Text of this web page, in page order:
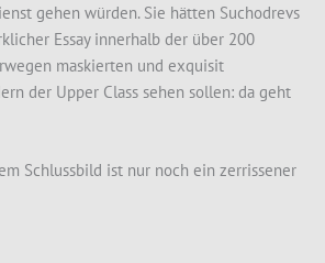
gehen würden. Sie hätten Suchodrevs
Essay innerhalb der über 200
maskierten und exquisit
der Upper Class sehen sollen: da geht
Schlussbild ist nur noch ein zerrissener